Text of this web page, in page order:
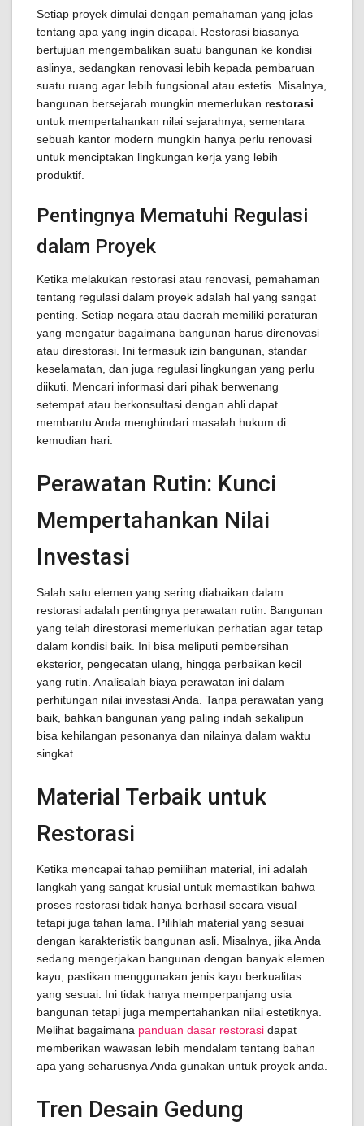
Setiap proyek dimulai dengan pemahaman yang jelas
tentang apa yang ingin dicapai. Restorasi biasanya
bertujuan mengembalikan suatu bangunan ke kondisi
aslinya, sedangkan renovasi lebih kepada pembaruan
suatu ruang agar lebih fungsional atau estetis. Misalnya,
bangunan bersejarah mungkin memerlukan restorasi
untuk mempertahankan nilai sejarahnya, sementara
sebuah kantor modern mungkin hanya perlu renovasi
untuk menciptakan lingkungan kerja yang lebih
produktif.
Pentingnya Mematuhi Regulasi
dalam Proyek
Ketika melakukan restorasi atau renovasi, pemahaman
tentang regulasi dalam proyek adalah hal yang sangat
penting. Setiap negara atau daerah memiliki peraturan
yang mengatur bagaimana bangunan harus direnovasi
atau direstorasi. Ini termasuk izin bangunan, standar
keselamatan, dan juga regulasi lingkungan yang perlu
diikuti. Mencari informasi dari pihak berwenang
setempat atau berkonsultasi dengan ahli dapat
membantu Anda menghindari masalah hukum di
kemudian hari.
Perawatan Rutin: Kunci
Mempertahankan Nilai
Investasi
Salah satu elemen yang sering diabaikan dalam
restorasi adalah pentingnya perawatan rutin. Bangunan
yang telah direstorasi memerlukan perhatian agar tetap
dalam kondisi baik. Ini bisa meliputi pembersihan
eksterior, pengecatan ulang, hingga perbaikan kecil
yang rutin. Analisalah biaya perawatan ini dalam
perhitungan nilai investasi Anda. Tanpa perawatan yang
baik, bahkan bangunan yang paling indah sekalipun
bisa kehilangan pesonanya dan nilainya dalam waktu
singkat.
Material Terbaik untuk
Restorasi
Ketika mencapai tahap pemilihan material, ini adalah
langkah yang sangat krusial untuk memastikan bahwa
proses restorasi tidak hanya berhasil secara visual
tetapi juga tahan lama. Pilihlah material yang sesuai
dengan karakteristik bangunan asli. Misalnya, jika Anda
sedang mengerjakan bangunan dengan banyak elemen
kayu, pastikan menggunakan jenis kayu berkualitas
yang sesuai. Ini tidak hanya memperpanjang usia
bangunan tetapi juga mempertahankan nilai estetiknya.
Melihat bagaimana panduan dasar restorasi dapat
memberikan wawasan lebih mendalam tentang bahan
apa yang seharusnya Anda gunakan untuk proyek anda.
Tren Desain Gedung